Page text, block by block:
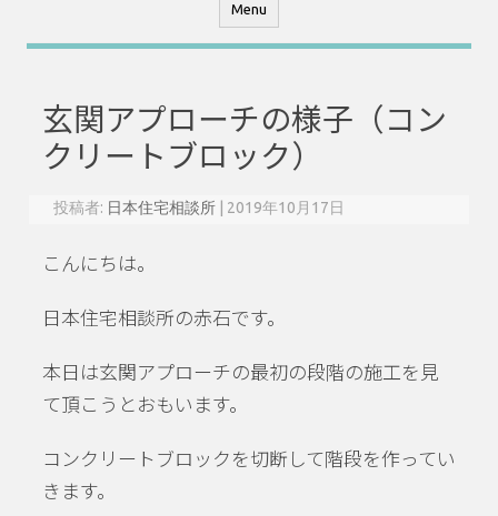
Menu
玄関アプローチの様子（コン
クリートブロック）
投稿者: 日本住宅相談所 2019年10月17日
こんにちは。
日本住宅相談所の赤石です。
本日は玄関アプローチの最初の段階の施工を見
て頂こうとおもいます。
コンクリートブロックを切断して階段を作ってい
きます。